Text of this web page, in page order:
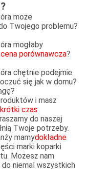
może
Twojego problemu?
mogłaby
cena porównawcza?
chętnie podejmie
się jak w domu?
i masz
krótki czas
do naszej
Twoje potrzeby.
mamydokładne
marki koparki
Możesz nam
niemal wszystkich